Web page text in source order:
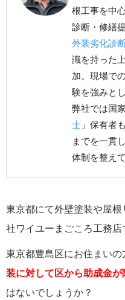
根工事を中
診断・修繕
外装劣化診
識を持った
加。現場で
験を強みと
弊社では国
士 」保有者
までを一貫
体制を整えて
東京都にて外壁塗装や屋
社ワイユーまごころ工務店
東京都豊島区にお住まいの
装に対して区から助成金が
はないでしょうか？